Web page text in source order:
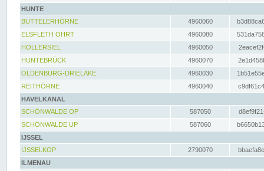
HUNTE
BUTTELERHÖRNE
4960060
ELSFLETH OHRT
4960080
HOLLERSIEL
4960050
HUNTEBRÜCK
4960070
OLDENBURG-DRIELAKE
4960030
REITHÖRNE
4960040
HAVELKANAL
SCHÖNWALDE OP
587050
SCHÖNWALDE UP
587060
IJSSEL
IJSSELKOP
2790070
ILMENAU